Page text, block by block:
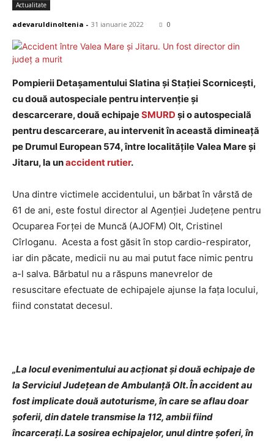
Actualitate
adevaruldinoltenia - 31 ianuarie 2022 0
Pompierii Detașamentului Slatina și Stației Scornicești,
cu două autospeciale pentru intervenție și
descarcerare, două echipajeSMURD și o autospecială
pentru descarcerare, au intervenit în această dimineață
pe Drumul European 574, între localitățile Valea Mare și
Jitaru, la unaccident rutier.
Una dintre victimele accidentului, un bărbat în vârstă de
61 de ani, este fostul director al Agenției Județene pentru
Ocuparea Forței de Muncă (AJOFM) Olt, Cristinel
Cîrloganu. Acesta a fost găsit în stop cardio-respirator,
iar din păcate, medicii nu au mai putut face nimic pentru
a-l salva. Bărbatul nu a răspuns manevrelor de
resuscitare efectuate de echipajele ajunse la fața locului,
fiind constatat decesul.
„La locul evenimentului au acționat și două echipaje de
la Serviciul Județean de Ambulanță Olt. În accident au
fost implicate două autoturisme, în care se aflau doar
șoferii, din datele transmise la 112, ambii fiind
încarcerați. La sosirea echipajelor, unul dintre șoferi, în